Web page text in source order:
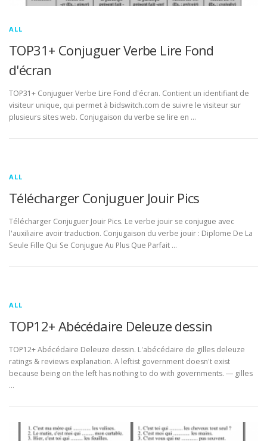
ALL
TOP31+ Conjuguer Verbe Lire Fond
d'écran
TOP31+ Conjuguer Verbe Lire Fond d'écran. Contient un identifiant de
visiteur unique, qui permet à bidswitch.com de suivre le visiteur sur
plusieurs sites web. Conjugaison du verbe se lire en …
ALL
Télécharger Conjuguer Jouir Pics
Télécharger Conjuguer Jouir Pics. Le verbe jouir se conjugue avec
l'auxiliaire avoir traduction. Conjugaison du verbe jouir : Diplome De La
Seule Fille Qui Se Conjugue Au Plus Que Parfait …
ALL
TOP12+ Abécédaire Deleuze dessin
TOP12+ Abécédaire Deleuze dessin. L'abécédaire de gilles deleuze
ratings & reviews explanation. A leftist government doesn't exist
because being on the left has nothing to do with governments. ― gilles
…